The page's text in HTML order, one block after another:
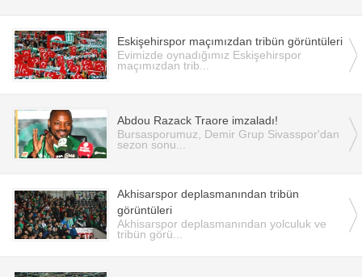
Eskişehirspor maçımızdan tribün görüntüleri
Evimizde oynadığımız Eskişehirspor
maçımızdan trib...
Abdou Razack Traore imzaladı!
Bursasporumuz, Demir Grup Sivasspor'dan
sezon sonu...
Akhisarspor deplasmanından tribün
görüntüleri
Akhisarspor deplasmanından yolculuk ve
tribün görü...